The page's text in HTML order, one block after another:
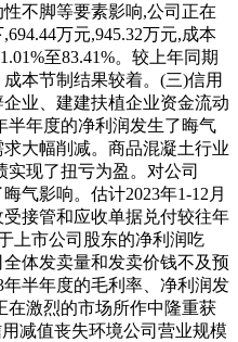
不脚等要素影响,公司正在
万元,945.32万元,成本
至83.41%。较上年同期
本节制结果较着。(三)信用
业、建建扶植企业资金流动
半年度的净利润发生了晦气
大幅削减。商品混凝土行业
实现了扭亏为盈。对公司
气影响。估计2023年1-12月
接管和应收单据兑付较往年
上市公司股东的净利润吃
体发卖量和发卖价钱不及预
年半年度的毛利率、净利润发
在激烈的市场所作中隆重获
减值丧失环境公司营业规模